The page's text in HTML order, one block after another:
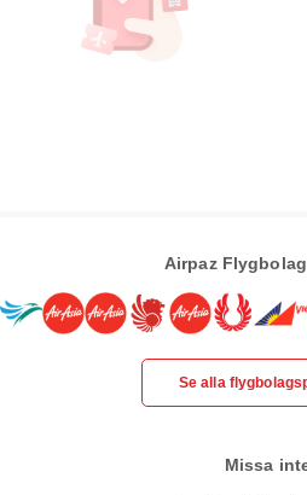
Airpaz
Se alla
Missa